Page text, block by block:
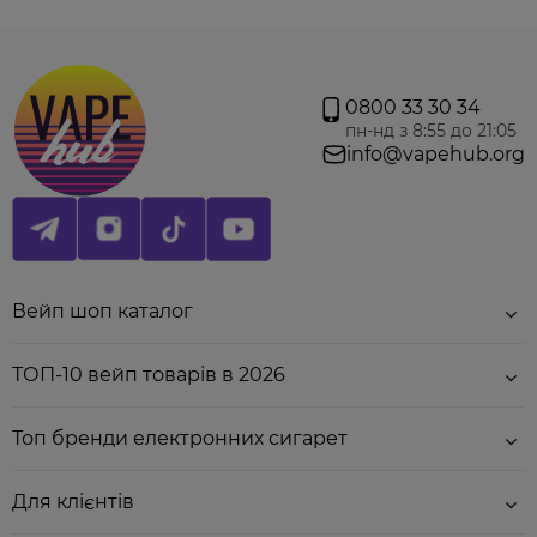
0800 33 30 34
пн-нд з 8:55 до 21:05
info@vapehub.org
Вейп шоп каталог
ТОП-10 вейп товарів в 2026
Топ бренди електронних сигарет
Для клієнтів